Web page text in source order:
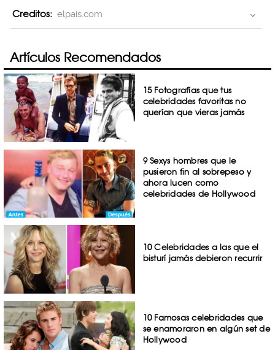
Creditos: elpais.com
Artículos Recomendados
15 Fotografías que tus
celebridades favoritas no
querían que vieras jamás
9 Sexys hombres que le
pusieron fin al sobrepeso y
ahora lucen como
celebridades de Hollywood
10 Celebridades a las que el
bisturí jamás debieron recurrir
10 Famosas celebridades que
se enamoraron en algún set de
Hollywood